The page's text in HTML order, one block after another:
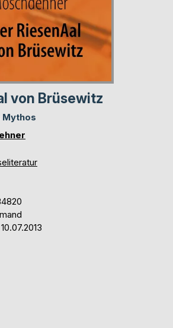
von Brüsewitz
Mythos